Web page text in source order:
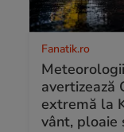
Fanatik.ro
avertizează
extremă la
vânt, ploaie